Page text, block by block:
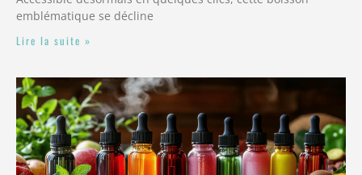
emblématique se décline
Lire la suite »